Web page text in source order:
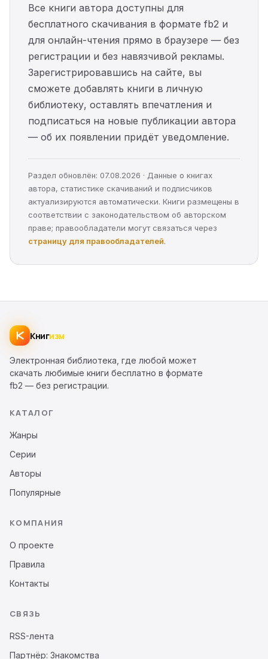
Все книги автора доступны для
бесплатного скачивания в формате fb2 и
для онлайн-чтения прямо в браузере — без
регистрации и без навязчивой рекламы.
Зарегистрировавшись на сайте, вы
сможете добавлять книги в личную
библиотеку, оставлять впечатления и
подписаться на новые публикации автора
— об их появлении придёт уведомление.
Раздел обновлён: 07.08.2026 · Данные о книгах
автора, статистике скачиваний и подписчиков
актуализируются автоматически. Книги размещены в
соответствии с законодательством об авторском
праве; правообладатели могут связаться через
страницу для правообладателей.
Книгизм
Электронная библиотека, где любой может
скачать любимые книги бесплатно в формате
fb2 — без регистрации.
КАТАЛОГ
Жанры
Серии
Авторы
Популярные
КОМПАНИЯ
О проекте
Правила
Контакты
СВЯЗЬ
RSS-лента
Партнёр: Знакомства